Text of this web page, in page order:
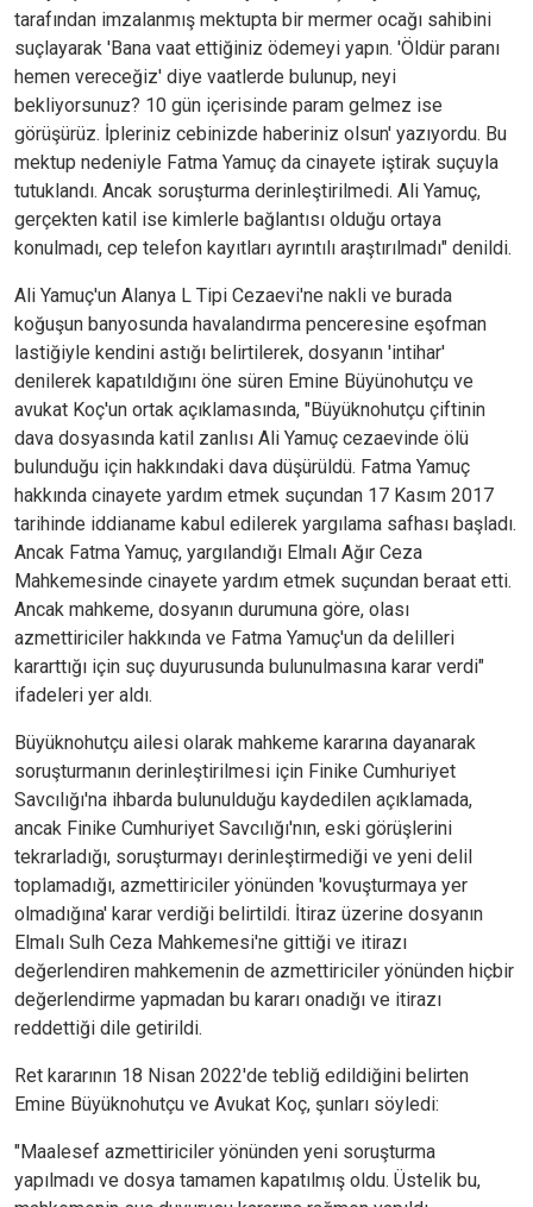
tarafından imzalanmış mektupta bir mermer ocağı sahibini
suçlayarak 'Bana vaat ettiğiniz ödemeyi yapın. 'Öldür paranı
hemen vereceğiz' diye vaatlerde bulunup, neyi
bekliyorsunuz? 10 gün içerisinde param gelmez ise
görüşürüz. İpleriniz cebinizde haberiniz olsun' yazıyordu. Bu
mektup nedeniyle Fatma Yamuç da cinayete iştirak suçuyla
tutuklandı. Ancak soruşturma derinleştirilmedi. Ali Yamuç,
gerçekten katil ise kimlerle bağlantısı olduğu ortaya
konulmadı, cep telefon kayıtları ayrıntılı araştırılmadı" denildi.
Ali Yamuç'un Alanya L Tipi Cezaevi'ne nakli ve burada
koğuşun banyosunda havalandırma penceresine eşofman
lastiğiyle kendini astığı belirtilerek, dosyanın 'intihar'
denilerek kapatıldığını öne süren Emine Büyünohutçu ve
avukat Koç'un ortak açıklamasında, "Büyüknohutçu çiftinin
dava dosyasında katil zanlısı Ali Yamuç cezaevinde ölü
bulunduğu için hakkındaki dava düşürüldü. Fatma Yamuç
hakkında cinayete yardım etmek suçundan 17 Kasım 2017
tarihinde iddianame kabul edilerek yargılama safhası başladı.
Ancak Fatma Yamuç, yargılandığı Elmalı Ağır Ceza
Mahkemesinde cinayete yardım etmek suçundan beraat etti.
Ancak mahkeme, dosyanın durumuna göre, olası
azmettiriciler hakkında ve Fatma Yamuç'un da delilleri
kararttığı için suç duyurusunda bulunulmasına karar verdi"
ifadeleri yer aldı.
Büyüknohutçu ailesi olarak mahkeme kararına dayanarak
soruşturmanın derinleştirilmesi için Finike Cumhuriyet
Savcılığı'na ihbarda bulunulduğu kaydedilen açıklamada,
ancak Finike Cumhuriyet Savcılığı'nın, eski görüşlerini
tekrarladığı, soruşturmayı derinleştirmediği ve yeni delil
toplamadığı, azmettiriciler yönünden 'kovuşturmaya yer
olmadığına' karar verdiği belirtildi. İtiraz üzerine dosyanın
Elmalı Sulh Ceza Mahkemesi'ne gittiği ve itirazı
değerlendiren mahkemenin de azmettiriciler yönünden hiçbir
değerlendirme yapmadan bu kararı onadığı ve itirazı
reddettiği dile getirildi.
Ret kararının 18 Nisan 2022'de tebliğ edildiğini belirten
Emine Büyüknohutçu ve Avukat Koç, şunları söyledi:
"Maalesef azmettiriciler yönünden yeni soruşturma
yapılmadı ve dosya tamamen kapatılmış oldu. Üstelik bu,